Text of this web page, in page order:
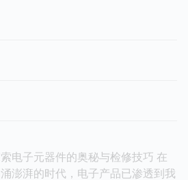
电子元器件的奥秘与检修技巧 在
澎湃的时代，电子产品已渗透到我